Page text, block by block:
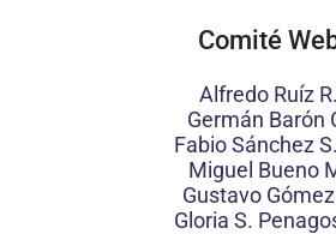
Comité
Alfredo Ruíz R.
Germán Barón
Fabio Sánchez
Miguel Bueno
Gustavo Gómez
Gloria S.